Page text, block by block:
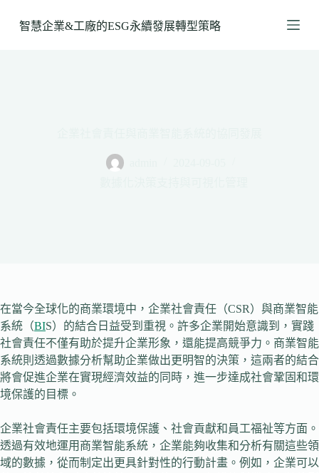
至
智慧企業&工廠的ESG永續發展轉型策略
在當今全球化的商業環境中，企業社會責任（CSR）與商業智能
系統（BIS）的結合日益受到重視。許多企業開始意識到，實踐
社會責任不僅有助於提升企業形象，還能提高競爭力。商業智能
系統則透過數據分析幫助企業做出更明智的決策，這兩者的結合
將會促進企業在實現經濟效益的同時，進一步達成社會鞏固和環
境保護的目標。
企業社會責任主要包括環境保護、社會貢獻和員工福祉等方面。
透過有效地運用商業智能系統，企業能夠收集和分析有關這些領
域的數據，從而制定出更具針對性的行動計畫。例如，企業可以